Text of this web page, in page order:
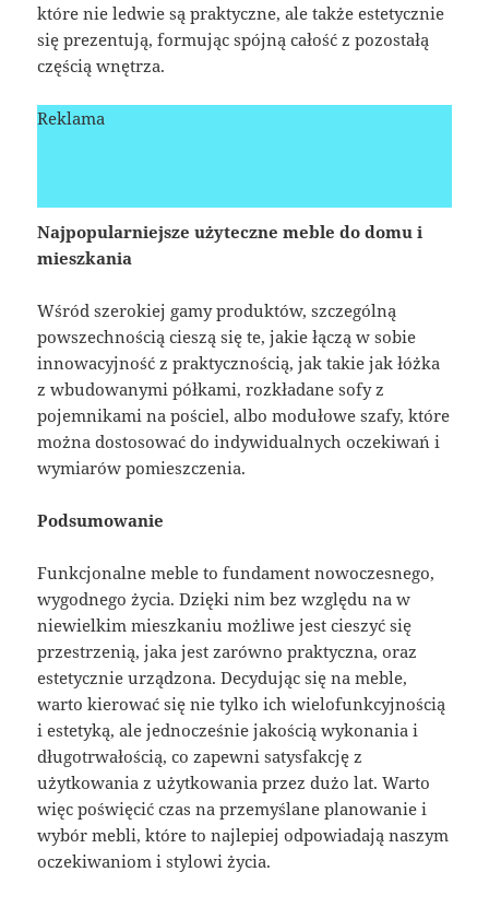
które nie ledwie są praktyczne, ale także estetycznie
się prezentują, formując spójną całość z pozostałą
częścią wnętrza.
Reklama
Najpopularniejsze użyteczne meble do domu i
mieszkania
Wśród szerokiej gamy produktów, szczególną
powszechnością cieszą się te, jakie łączą w sobie
innowacyjność z praktycznością, jak takie jak łóżka
z wbudowanymi półkami, rozkładane sofy z
pojemnikami na pościel, albo modułowe szafy, które
można dostosować do indywidualnych oczekiwań i
wymiarów pomieszczenia.
Podsumowanie
Funkcjonalne meble to fundament nowoczesnego,
wygodnego życia. Dzięki nim bez względu na w
niewielkim mieszkaniu możliwe jest cieszyć się
przestrzenią, jaka jest zarówno praktyczna, oraz
estetycznie urządzona. Decydując się na meble,
warto kierować się nie tylko ich wielofunkcyjnością
i estetyką, ale jednocześnie jakością wykonania i
długotrwałością, co zapewni satysfakcję z
użytkowania z użytkowania przez dużo lat. Warto
więc poświęcić czas na przemyślane planowanie i
wybór mebli, które to najlepiej odpowiadają naszym
oczekiwaniom i stylowi życia.